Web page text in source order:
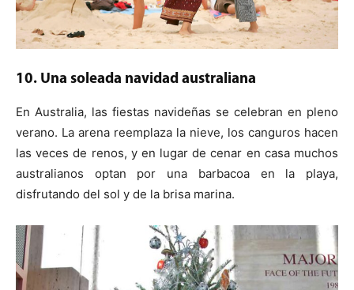
10. Una soleada navidad australiana
En Australia, las fiestas navideñas se celebran en pleno
verano. La arena reemplaza la nieve, los canguros hacen
las veces de renos, y en lugar de cenar en casa muchos
australianos optan por una barbacoa en la playa,
disfrutando del sol y de la brisa marina.